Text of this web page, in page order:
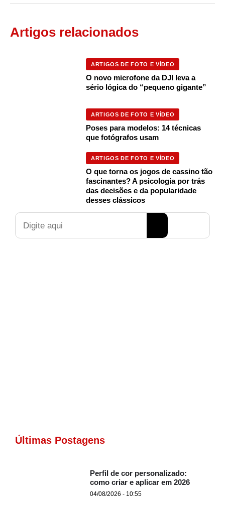
Artigos relacionados
ARTIGOS DE FOTO E VÍDEO
O novo microfone da DJI leva a
sério lógica do “pequeno gigante”
ARTIGOS DE FOTO E VÍDEO
Poses para modelos: 14 técnicas
que fotógrafos usam
ARTIGOS DE FOTO E VÍDEO
O que torna os jogos de cassino tão
fascinantes? A psicologia por trás
das decisões e da popularidade
desses clássicos
Pesquisar
Últimas Postagens
Perfil de cor personalizado:
como criar e aplicar em 2026
04/08/2026 - 10:55